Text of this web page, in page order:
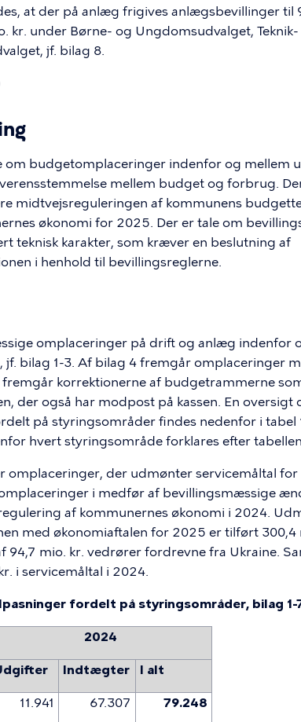
at der på anlæg frigives anlægsbevillinger til
kr. under Børne- og Ungdomsudvalget,
jf. bilag 8.
om budgetomplaceringer indenfor og mellem
mellem budget og forbrug.
midtvejsreguleringen af kommunens
økonomi for 2025. Der er tale om
teknisk karakter, som kræver en beslutning af
i henhold til bevillingsreglerne.
omplaceringer på drift og anlæg indenfor
jf. bilag 1-3. Af bilag 4 fremgår omplaceringer
fremgår korrektionerne af budgetrammerne
der også har modpost på kassen. En oversigt
på styringsområder findes nedenfor i tabel
hvert styringsområde forklares efter
omplaceringer, der udmønter servicemåltal for
i medfør af bevillingsmæssige
af kommunernes økonomi i 2024.
med økonomiaftalen for 2025 er tilført 300,4
94,7 mio. kr. vedrører fordrevne fra Ukraine.
i servicemåltal i 2024.
fordelt på styringsområder, bilag 1-
2024
Indtægter I alt
11.941 67.307 79.248